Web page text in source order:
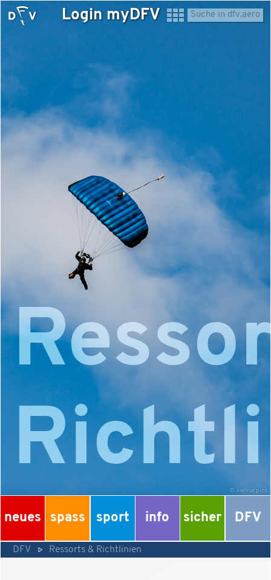
Login myDFV
© elmar.pics
neues spass sport info sicher DFV
DFV Ressorts & Richtlinien